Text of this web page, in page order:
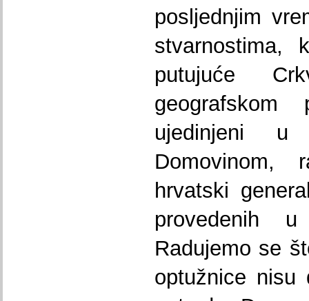
posljednjim
stvarnostima,
putujuće
ujedinjeni
hrvatski
provedenih
Radujemo se
optužnice nisu